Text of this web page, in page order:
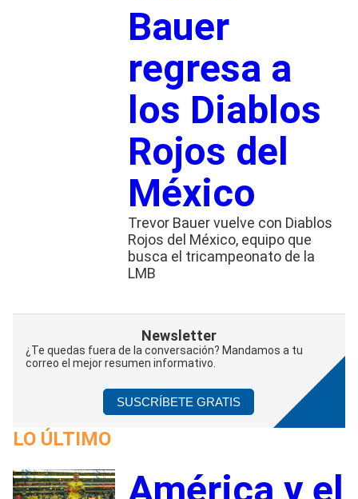
Bauer
regresa a
los Diablos
Rojos del
México
Trevor Bauer vuelve con Diablos
Rojos del México, equipo que
busca el tricampeonato de la
LMB
Newsletter
¿Te quedas fuera de la conversación? Mandamos a tu
correo el mejor resumen informativo.
SUSCRÍBETE GRATIS
LO ÚLTIMO
América y el